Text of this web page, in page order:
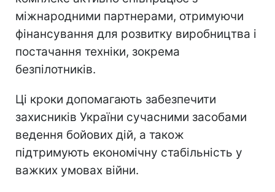
міжнародними партнерами, отримуючи
фінансування для розвитку виробництва і
постачання техніки, зокрема
безпілотників.
Ці кроки допомагають забезпечити
захисників України сучасними засобами
ведення бойових дій, а також
підтримують економічну стабільність у
важких умовах війни.